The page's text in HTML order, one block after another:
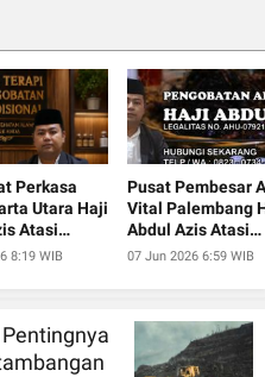
Perkasa
Utara Haji
Atasi
Dini
8:19 WIB
Pusat Pembesar
Vital Palembang
Abdul Azis Atasi
Ejakulasi Dini
07 Jun 2026 6:59 WIB